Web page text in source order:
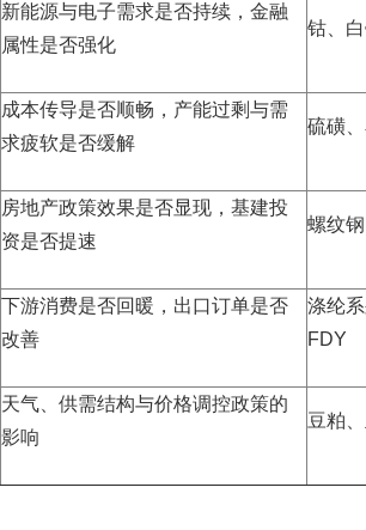
新能源与电子需求是否持续，金融
属性是否强化
钴、
成本传导是否顺畅，产能过剩与需
求疲软是否缓解
硫磺
房地产政策效果是否显现，基建投
资是否提速
螺纹
下游消费是否回暖，出口订单是否
改善
涤纶
FDY
天气、供需结构与价格调控政策的
影响
豆粕